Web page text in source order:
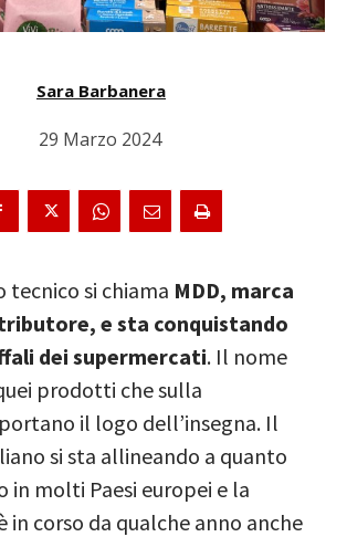
Sara Barbanera
29 Marzo 2024
tecnico si chiama MDD, marca
e sta conquistando
dei supermercati. Il nome
prodotti che sulla
il logo dell’insegna. Il
si sta allineando a quanto
in molti Paesi europei e la
in corso da qualche anno anche